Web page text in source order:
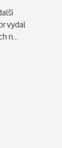
vydal
n…